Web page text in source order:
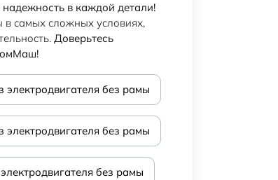
в каждой детали!
в самых сложных условиях,
Доверьтесь
без рамы
без рамы
без рамы